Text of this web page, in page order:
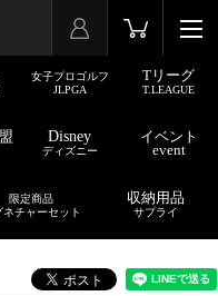
女子プロゴルフ
JLPGA
Tリーグ
T.LEAGUE
Disney
ディズニー
イベント
event
限定商品
ネチャーセット
収納用品
サプライ